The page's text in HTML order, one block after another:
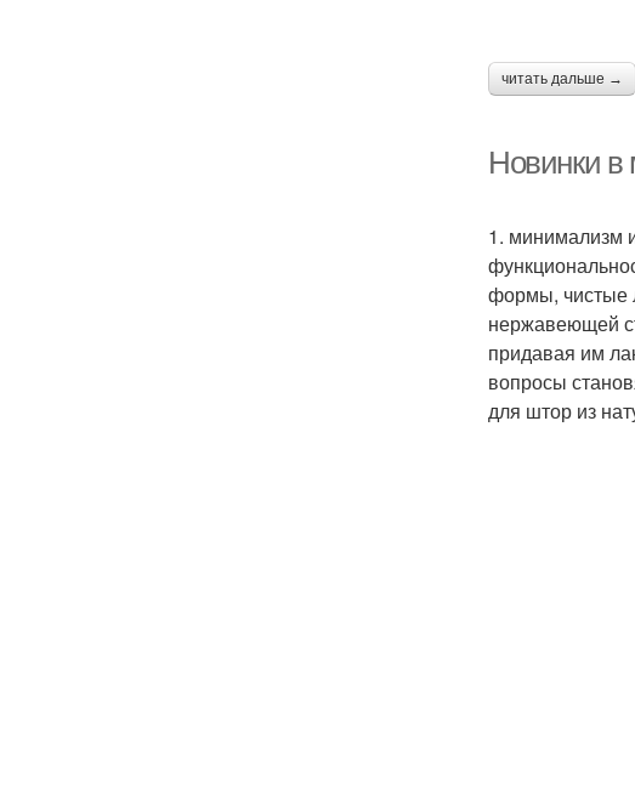
читать дальше →
Новинки в
1. минимализм
формы, чистые
нержавеющей
придавая им
вопросы
для штор из